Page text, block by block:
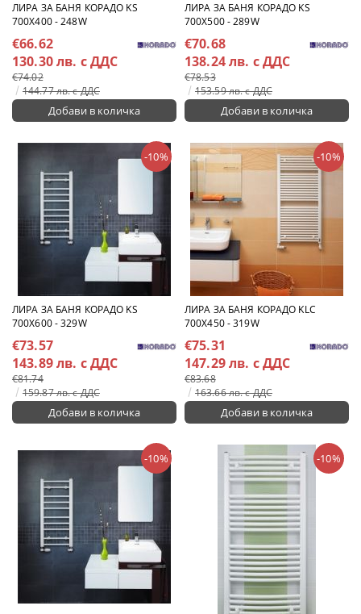
ЛИРА ЗА БАНЯ КОРАДО KS
700X400 - 248W
€66.62
130.30 лв. с ДДС
€74.02
144.77 лв. с ДДС
ЛИРА ЗА БАНЯ КОРАДО KS
700X500 - 289W
€70.68
138.24 лв. с ДДС
€78.53
153.59 лв. с ДДС
ЛИРА ЗА БАНЯ КОРАДО KS
700X600 - 329W
-10%
€73.57
143.89 лв. с ДДС
€81.74
159.87 лв. с ДДС
ЛИРА ЗА БАНЯ КОРАДО KLC
700X450 - 319W
-10%
€75.31
147.29 лв. с ДДС
€83.68
163.66 лв. с ДДС
-10% -10%